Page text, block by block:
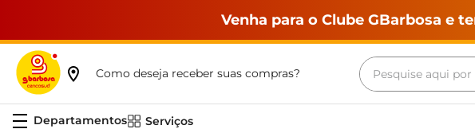
Venha para o Clube GBarbosa e
Como deseja receber suas compras?
Pesquise aqui
Serviços
Termos mais